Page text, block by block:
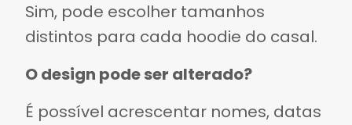
Sim, pode escolher tamanhos
distintos para cada hoodie do casal.
O design pode ser alterado?
É possível acrescentar nomes, datas